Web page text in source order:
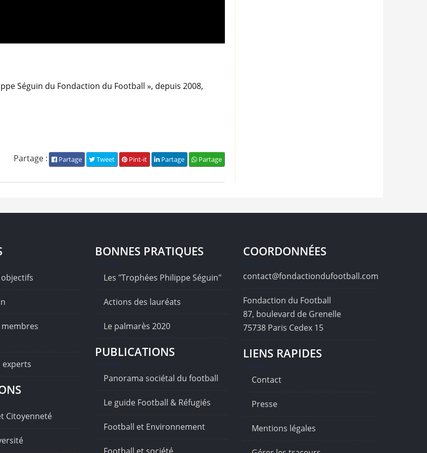
Séguin du Fondaction du Football », depuis 2008,
Partage
Partage
Pint-it
Tweet
Partage
Partage :
membres
experts
Citoyenneté
BONNES PRATIQUES
Les "Trophées Philippe Séguin"
Actions des lauréats
Le palmarès 2020
PUBLICATIONS
Panorama sociétal du football
Le guide Football & Réfugiés
Football et Environnement
COORDONNÉES
contact@fondactiondufootball.com
Fondaction du Football
87, boulevard de Grenelle
75738 Paris Cedex 15
LIENS RAPIDES
Contact
Presse
Mentions légales